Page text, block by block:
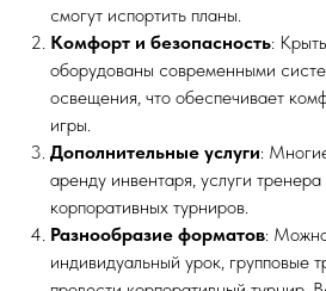
смогут испортить планы.
Комфорт и безопасность:
оборудованы современными
освещения, что обеспечивает
игры.
Дополнительные услуги:
аренду инвентаря, услуги
корпоративных турниров.
Разнообразие форматов:
индивидуальный урок, групповые